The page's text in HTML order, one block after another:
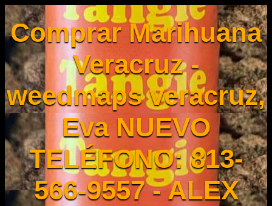
Comprar Marihuana
Veracruz -
weedmaps veracruz,
Eva NUEVO
TELÉFONO: 813-
566-9557 - ALEX